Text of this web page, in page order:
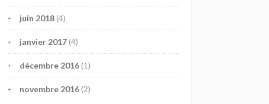
juin 2018 (4)
janvier 2017 (4)
décembre 2016 (1)
novembre 2016 (2)